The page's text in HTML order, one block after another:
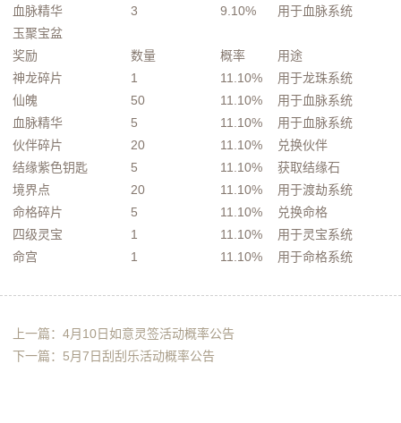
血脉精华
3 9.10%
用于血脉系统
玉聚宝盆
奖励
数量 概率
用途
神龙碎片
1 11.10%
用于龙珠系统
仙魄
50 11.10%
用于血脉系统
血脉精华
5 11.10%
用于血脉系统
伙伴碎片
20 11.10%
兑换伙伴
结缘紫色钥匙
5 11.10%
获取结缘石
境界点
20 11.10%
用于渡劫系统
命格碎片
5 11.10%
兑换命格
四级灵宝
1 11.10%
用于灵宝系统
命宫
1 11.10% 用于命格系统
上一篇：4月10日如意灵签活动概率公告
下一篇：5月7日刮刮乐活动概率公告